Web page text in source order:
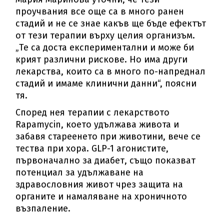
проучвания все още са в много ранен
стадий и не се знае какъв ще бъде ефектът
от тези терапии върху целия организъм.
„Те са доста експериментални и може би
крият различни рискове. Но има други
лекарства, които са в много по-напреднал
стадий и имаме клинични данни“, поясни
тя.
Според нея терапии с лекарството
Rapamycin, което удължава живота и
забавя стареенето при животини, вече се
тества при хора. GLP-1 агонистите,
първоначално за диабет, също показват
потенциал за удължаване на
здравословния живот чрез защита на
органите и намаляване на хроничното
възпаление.